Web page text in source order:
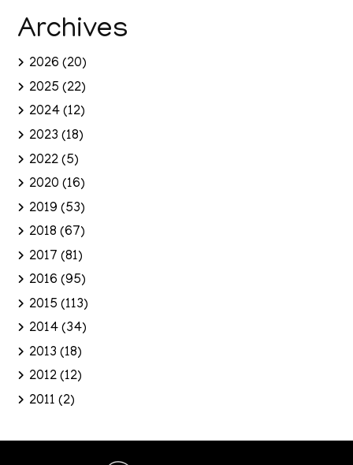
Archives
2026 (20)
2025 (22)
2024 (12)
2023 (18)
2022 (5)
2020 (16)
2019 (53)
2018 (67)
2017 (81)
2016 (95)
2015 (113)
2014 (34)
2013 (18)
2012 (12)
2011 (2)